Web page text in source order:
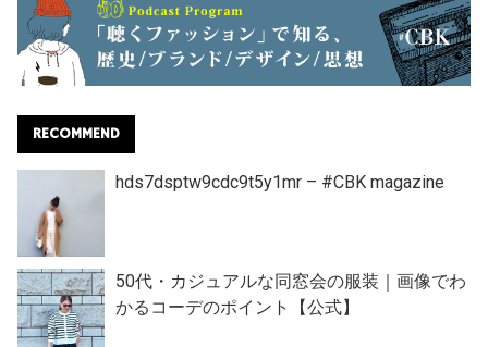
RECOMMEND
hds7dsptw9cdc9t5y1mr – #CBK magazine
50代・カジュアルな同窓会の服装｜画像でわ
かるコーデのポイント【公式】